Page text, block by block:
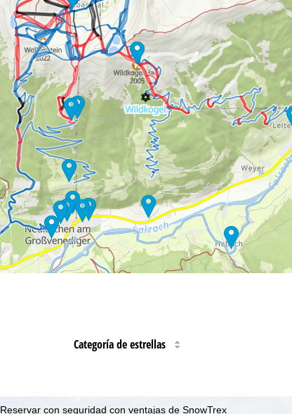
Categoría de estrellas
Reservar con seguridad con ventajas de SnowTrex